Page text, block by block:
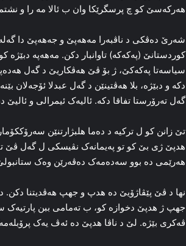
هه‌رکه‌سێ کو چ پرسگرێکا وان ب ئالا مه‌ را و
شه‌رێ ده‌ڤکی د ناڤبه‌را مەھەپێ و جەھەپێ دا
كوردستانێ (پەكەكە) تاوانبار دکن. مەھەپە
سیاسه‌تا پەکەکێ، ژ بۆ ڤێ هه‌ڤکاریێ د گه‌ل
دکه‌ و دبێژه‌، بلا هه‌ڤتینێن د گه‌ل عبدلا
گه‌ل ته‌رۆرستا تفاقا دکه‌. ئالیه‌ک ئیمرالی و
تێ زانن کو ل ترکیه‌ د ده‌ما هلبژارتنێن
هدپێ ژی بێ کو تو په‌یمانه‌ک نڤیسکی ل گه‌ل ڤێ
هه‌رێمی ده‌ بوو سه‌ده‌مه‌ک ده‌ڤه‌رێن وه‌ک
نها د ڤێ پێڤاژۆیێ ده‌ هدپ و جهپ هه‌ڤدیتنا دکن.
جهپ ژ هدپێ دخوازه‌ کو، ب ته‌مامی ببن
ڤه‌کری بێژه‌. لێ د ناڤا هدپێ ده‌ ئه‌ڤ یه‌ک